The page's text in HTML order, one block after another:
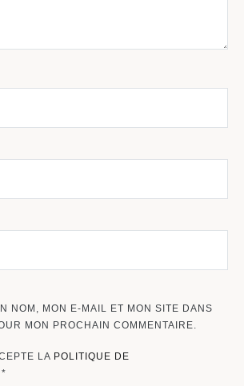
NOM, MON E-MAIL ET MON SITE DANS
MON PROCHAIN COMMENTAIRE.
LA POLITIQUE DE
*